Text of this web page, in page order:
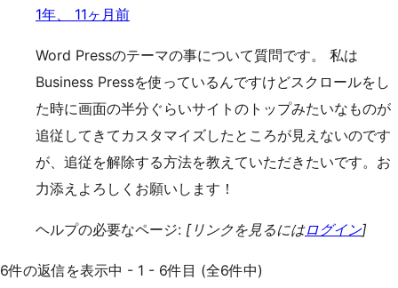
1年、 11ヶ月前
Word Pressのテーマの事について質問です。 私は
Business Pressを使っているんですけどスクロールをし
た時に画面の半分ぐらいサイトのトップみたいなものが
追従してきてカスタマイズしたところが見えないのです
が、追従を解除する方法を教えていただきたいです。お
力添えよろしくお願いします！
ヘルプの必要なページ: [リンクを見るにはログイン]
6件の返信を表示中 - 1 - 6件目 (全6件中)